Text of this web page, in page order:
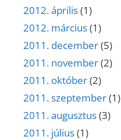
2012. április(1)
2012. március(1)
2011. december(5)
2011. november(2)
2011. október(2)
2011. szeptember(1)
2011. augusztus(3)
2011. július(1)